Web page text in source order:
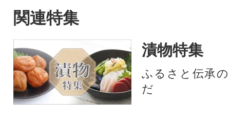
関連特集
漬物特集
ふるさと伝承
だ